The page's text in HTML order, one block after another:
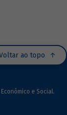
ao topo
e Social.